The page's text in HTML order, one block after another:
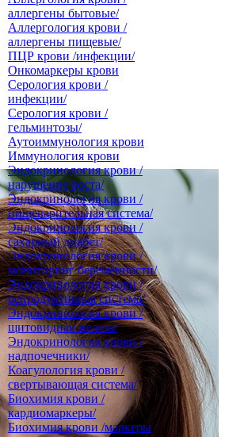
аллергены бытовые/
Аллергология крови /
аллергены пищевые/
ПЦР крови /инфекции/
Онкомаркеры крови
Серология крови /
инфекции/
Серология крови /
гельминтозы/
Аутоиммунология крови
Иммунология крови
Эндокринология крови /
нарушение роста/
Эндокринология крови /
пищеварительная система/
Эндокринология крови /
сахарный диабет/
Эндокринология крови /
мониторинг беременности/
Эндокринология крови /
репродуктивная система/
Эндокринология крови /
щитовидная железа/
Эндокринология крови /
надпочечники/
Коагулология крови /
свертывающая система/
Биохимия крови /
кардиомаркеры/
Биохимия крови /маркеры